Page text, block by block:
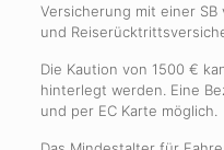
Versicherung mit einer
und
Die Kaution von 1500 €
hinterlegt werden. Eine
und per EC Karte möglich.